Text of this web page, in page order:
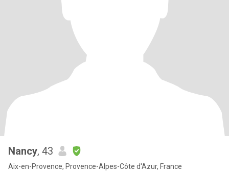
Nancy, 43
Aix-en-Provence, Provence-Alpes-Côte d'Azur, France